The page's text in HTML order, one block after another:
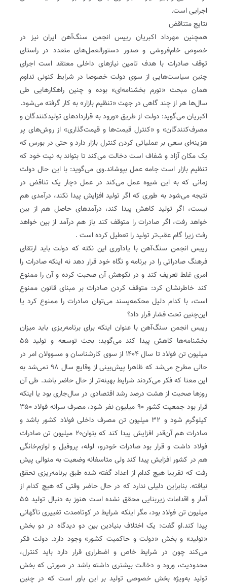
اجرایی است.
نتایج متناقض
همچنین مهرداد اکبریان رییس انجمن سنگ‌آهن ایران نیز در
خصوص خام‌فروشی و صدور دستورالعمل‌های متعدد در راستای
توقف صادرات با هدف تامین نیازهای داخلی معتقد است‌ اجرای
چنین سیاست‌هایی از سوی دولت خصوصا در شرایط کنونی تداوم
همان مبحث «تورم بخشنامه‌‌ای» بوده و چنین راهکارهایی طی
سال‌ها هر از چند گاهی در جهت «تنظیم بازار» به کار گرفته می‌شود.
اکبریان می‌گوید: دولت از طریق «ورود به قراردادهای تولیدکنندگان و
مصرف‌کنندگان» و «کنترل قیمت‌ها و قیمت‌گذاری» از روش‌های پر
هزینه‌ای سعی بر عملیاتی کردن کنترل بازار دارد و حتی در بورس که
یک مکان آزاد و شفاف است دخالت می‌کند تا بتواند به نیت خود که
تنظیم بازار است جامه عمل بپوشاند.وی می‌گوید: با این حال دولت
زمانی که به این شیوه عمل می‌کند در عمل دچار یک تناقض در
نتیجه می‌شود‌ به ‌طوری ‌که‌ اگر تولید افزایش پیدا نکند، درآمدی هم
نیست، اگر تولید کاهش پیدا کند، درآمدهای حاصل هم از بین
خواهد رفت،‌ اگر صادرات را متوقف کند باز هم درآمد از بین خواهد
رفت زیرا گام عقب‌تر تولید را تعطیل کرده‌ است .
رییس انجمن سنگ‌آهن با یادآوری این نکته که دولت باید ارتقای
فرهنگ صادراتی را در برنامه و نگاه خود قرار دهد نه اینکه صادرات را
امری غلط تعریف کند و در نکوهش آن صحبت کرده و آن را ممنوع
کند خاطرنشان کرد: متوقف کردن صادرات بر مبنای قانون ممنوع
است، با کدام دلیل محکمه‌پسند می‌توان صادرات را ممنوع کرد یا
این‌چنین تحت فشار قرار داد؟
‌رییس انجمن سنگ‌آهن با عنوان اینکه برای برنامه‌ریزی باید میزان
بخشنامه‌ها کاهش پیدا کند می‌گوید: بحث توسعه و تولید ۵۵
میلیون تن فولاد تا سال ۱۴۰۴ از سوی کارشناسان و مسوولان امر در
حالی مطرح می‌شد که ظاهرا پیش‌بینی از وقایع سال ۹۸ نمی‌شد‌ به
این معنا که فکر می‌کردند شرایط بهینه‌تر از حال حاضر باشد. طی آن
روزها صحبت از هشت درصد رشد اقتصادی در سال‌جاری بود یا اینکه
قرار بود جمعیت کشور ۹۰ میلیون نفر شود، ‌مصرف سرانه فولاد ۳۵۰
کیلوگرم شود و ۳۲ میلیون تن مصرف داخلی فولاد کشور باشد و
صادرات هم آن‌قدر افزایش پیدا کند که بتوان۲۰ میلیون تن صادرات
فولاد داشت و قرار بود صادرات خودرو، لوله، پروفیل و لوازم‌خانگی
هم در کشور افزایش پیدا کند‌ ولی متاسفانه وضعیت به منوالی پیش
رفت که تقریبا هیچ کدام از اعداد گفته شده طبق برنامه‌ریزی تحقق
نیافته. بنابراین دلیلی ندارد که در حال حاضر وقتی که هیچ کدام از
آمار و اقدامات زیربنایی محقق نشده است هنوز به دنبال تولید ۵۵
میلیون تن فولاد بود،‌ مگر اینکه شرایط در کوتاه‌مدت تغییری ناگهانی
پیدا کند.او گفت: یک اختلاف بنیادین بین دو دیدگاه در دو بخش
«تولید» و بخش «دولت و حاکمیت کشور» وجود دارد. دولت فکر
می‌کند چون در شرایط خاص و اضطراری قرار دارد باید کنترل،‌
محدودیت، ورود و دخالت بیشتری داشته باشد‌ در صورتی که بخش
تولید به‌ویژه بخش خصوصی تولید بر این باور است که در چنین